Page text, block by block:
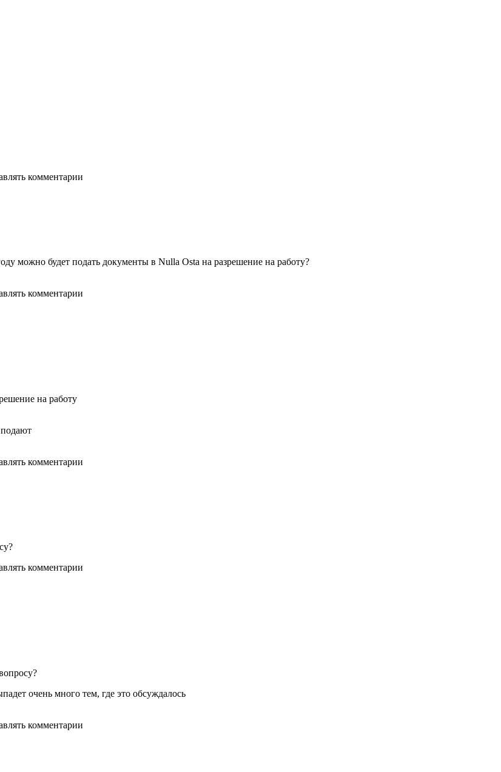
комментарии
можно будет подать документы в Nulla Osta на разрешение на работу?
комментарии
на работу
комментарии
комментарии
очень много тем, где это обсуждалось
комментарии